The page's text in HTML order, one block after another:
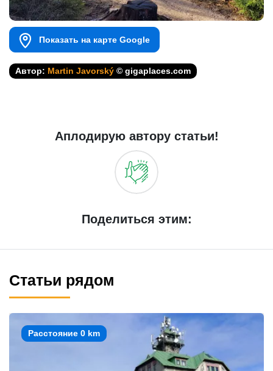
Показать на карте Google
Автор: Martin Javorský © gigaplaces.com
Аплодирую автору статьи!
Поделиться этим:
Статьи рядом
Расстояние 0 km